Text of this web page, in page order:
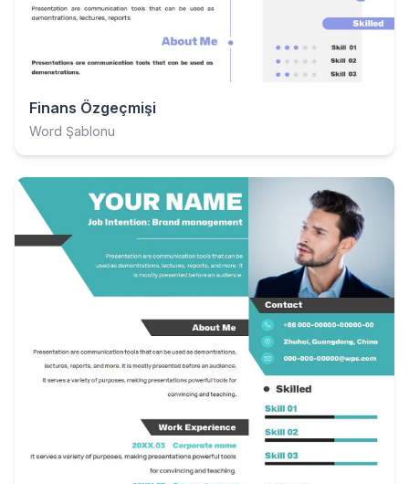
Finans Özgeçmişi
Word Şablonu